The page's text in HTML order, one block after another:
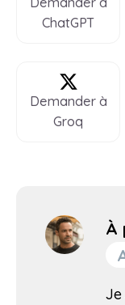
ChatGPT
Demander à
Groq
À
Je